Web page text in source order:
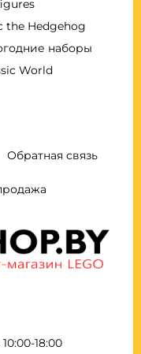
the Hedgehog
наборы
World
Обратная связь
18:00